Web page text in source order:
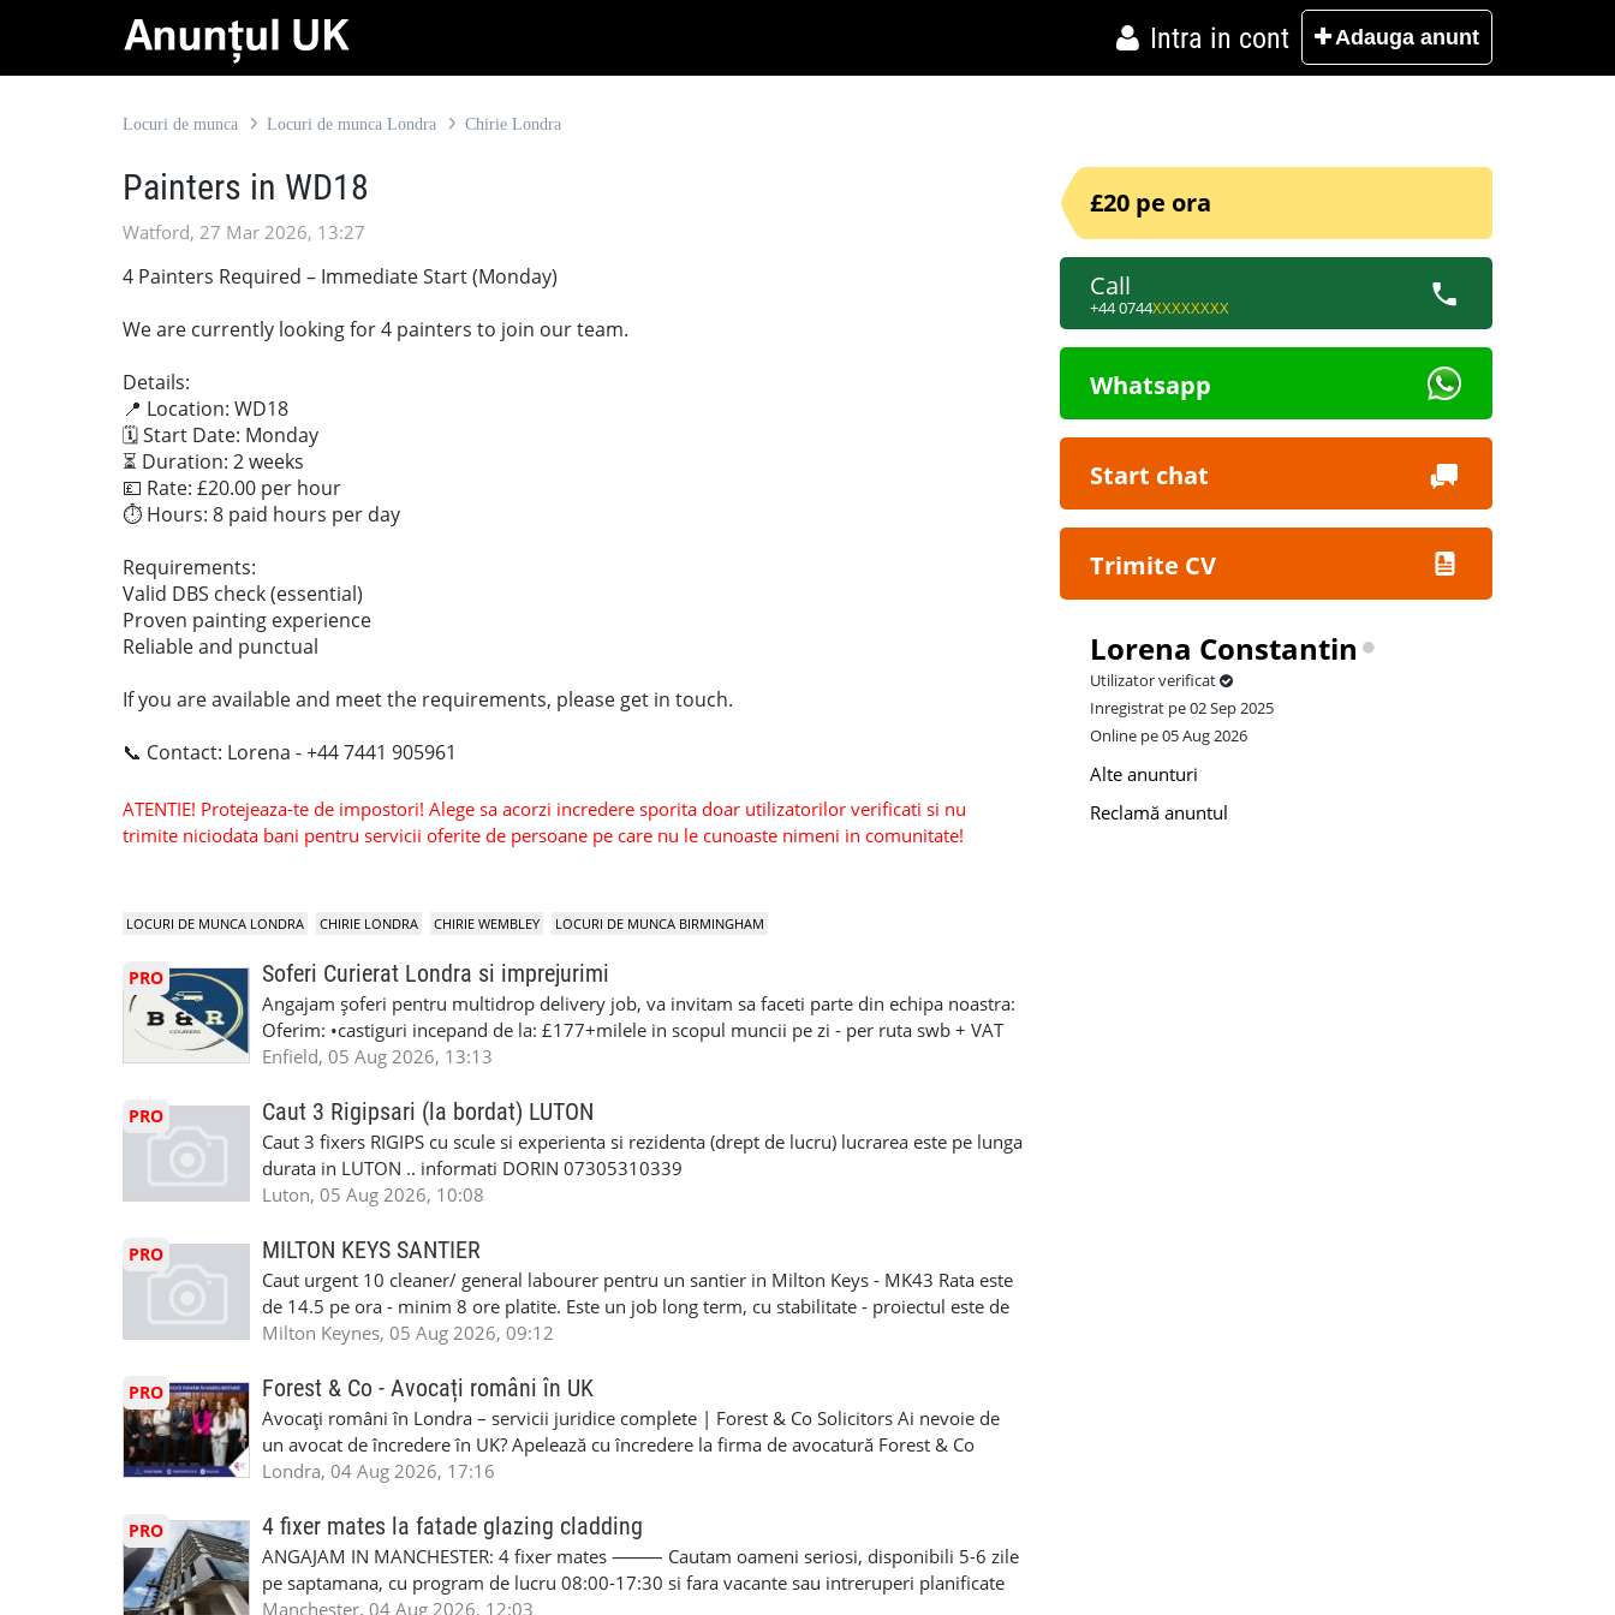
Intra in cont Adauga anunt
Locuri de munca Locuri de munca Londra Chirie Londra
Painters in WD18
Watford, 27 Mar 2026, 13:27
4 Painters Required – Immediate Start (Monday)
We are currently looking for 4 painters to join our team.
Details:
📍 Location: WD18
🗓 Start Date: Monday
⏳ Duration: 2 weeks
💷 Rate: £20.00 per hour
⏱ Hours: 8 paid hours per day
Requirements:
Valid DBS check (essential)
Proven painting experience
Reliable and punctual
If you are available and meet the requirements, please get in touch.
📞 Contact: Lorena - +44 7441 905961
ATENTIE! Protejeaza-te de impostori! Alege sa acorzi incredere sporita doar utilizatorilor verificati si nu
trimite niciodata bani pentru servicii oferite de persoane pe care nu le cunoaste nimeni in comunitate!
£20 pe ora
Call
+44 0744XXXXXXXX
Whatsapp
Start chat
Trimite CV
Lorena Constantin
Utilizator verificat
Inregistrat pe 02 Sep 2025
Online pe 05 Aug 2026
Alte anunturi
Reclamă anuntul
LOCURI DE MUNCA LONDRA CHIRIE LONDRA CHIRIE WEMBLEY LOCURI DE MUNCA BIRMINGHAM
PRO Soferi Curierat Londra si imprejurimi
Angajam șoferi pentru multidrop delivery job, va invitam sa faceti parte din echipa noastra:
Oferim: •castiguri incepand de la: £177+milele in scopul muncii pe zi - per ruta swb + VAT
pentru cei platitori de VAT si £190+milele in scopul muncii pe zi per ruta lwb + VAT pentru
status obligatoriu •varsta minima 21 de ani •1 an experienta pe permis •cazier curat -
compania aplica pentru dumneavoastra •posibilitatea sa treceti un test drog si alcool
•oferim: - training platit (3 zile-£117 pe zi) - contract de munca pe o perioada
nedeterminata. -full time/ part-time - van oferit de firma contra cost( in cazul in care nu
masinii). Acceptam cu permis UK si permis RO. Recrutam pentru urmatoarele locatii: -
Enfield - Weybridge - Romford - Luton - Harlow - Northampton Pentru mai multe detalii si
programari la interviu apelati cu incredere la noi - 07494685033
Enfield, 05 Aug 2026, 13:13
PRO Caut 3 Rigipsari (la bordat) LUTON
Caut 3 fixers RIGIPS cu scule si experienta si rezidenta (drept de lucru) lucrarea este pe lunga
durata in LUTON .. informati DORIN 07305310339
Luton, 05 Aug 2026, 10:08
PRO MILTON KEYS SANTIER
Caut urgent 10 cleaner/ general labourer pentru un santier in Milton Keys - MK43 Rata este
de 14.5 pe ora - minim 8 ore platite. Este un job long term, cu stabilitate - proiectul este de
la Amazon. Munca este usoara, general labourer si cleaning. Acceptam si femei si barbati
SAPTAMANALA Contact: +44 7308 606203 - lasati-mi un mesaj pe WHATSAPP daca sunteti
interesati
Milton Keynes, 05 Aug 2026, 09:12
PRO Forest & Co - Avocați români în UK
Avocați români în Londra – servicii juridice complete | Forest & Co Solicitors Ai nevoie de
un avocat de încredere în UK? Apelează cu încredere la firma de avocatură Forest & Co
Solicitors, indiferent că ai nevoie de asistență pentru companie sau personal. ✅ Servicii
familiei (divorț, custodie, partaj) • Dreptul muncii • Litigii civile și soluționarea disputelor ✅
Servicii pentru companii: • Drept corporativ și comercial • Dreptul muncii pentru angajatori
• Imigrație pentru afaceri și sponsorizări • Dreptul construcțiilor • Litigii comerciale și
soluționarea disputelor 💡 De ce Forest & Co? ✔ Experiență solidă în sistemul juridic din UK
Londra, 04 Aug 2026, 17:16
PRO 4 fixer mates la fatade glazing cladding
ANGAJAM IN MANCHESTER: 4 fixer mates ⸻ Cautam oameni seriosi, disponibili 5-6 zile
pe saptamana, cu program de lucru 08:00-17:30 si fara vacante sau intreruperi planificate
in perioada urmatoare. Cerinte: experienta in constructii, in special in fatade - glazing,
Manchester, 04 Aug 2026, 12:03